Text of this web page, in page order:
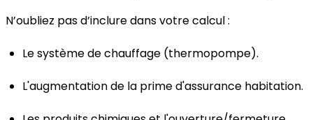
N’oubliez pas d’inclure dans votre calcul :
Le système de chauffage (thermopompe).
L'augmentation de la prime d'assurance habitation.